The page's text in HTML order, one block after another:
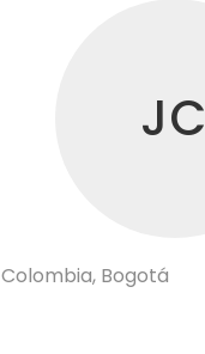
JC
Colombia, Bogotá